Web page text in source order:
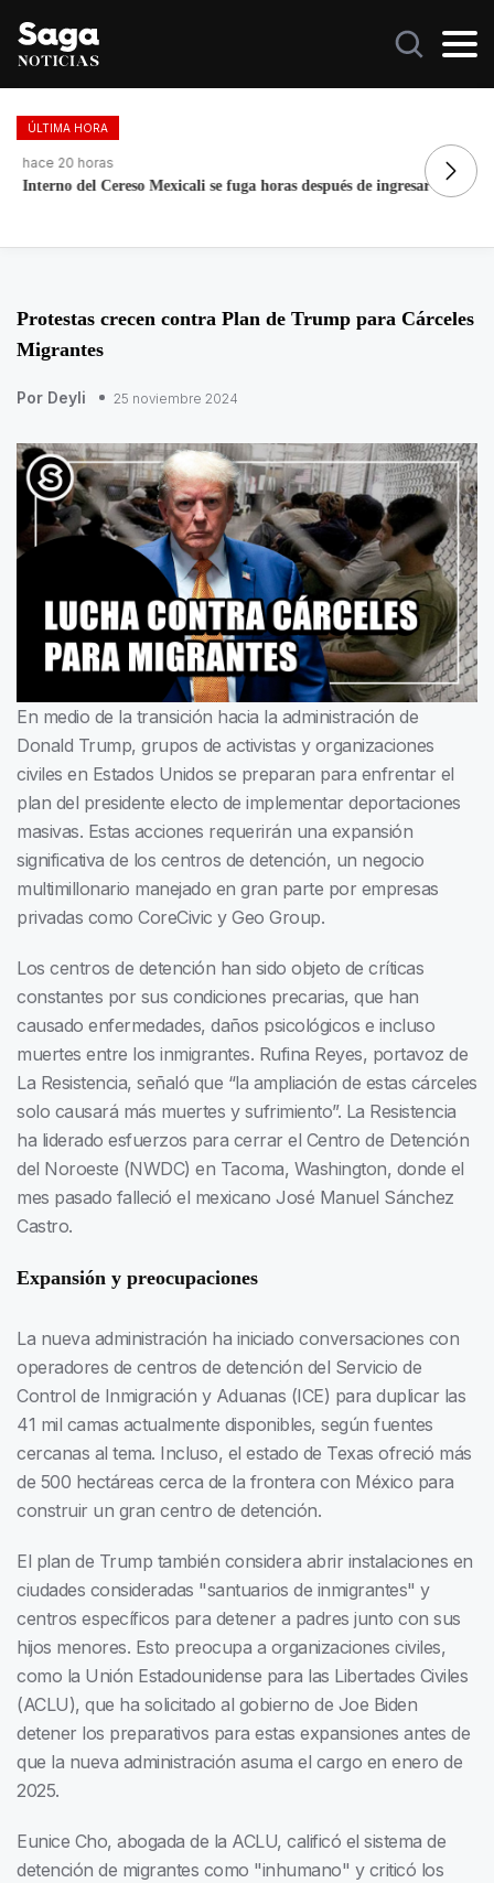
ÚLTIMA HORA
hace 20 horas
Interno del Cereso Mexicali se fuga horas después de ingresar
Protestas crecen contra Plan de Trump para Cárceles
Migrantes
Por Deyli 25 noviembre 2024
En medio de la transición hacia la administración de
Donald Trump, grupos de activistas y organizaciones
civiles en Estados Unidos se preparan para enfrentar el
plan del presidente electo de implementar deportaciones
masivas. Estas acciones requerirán una expansión
significativa de los centros de detención, un negocio
multimillonario manejado en gran parte por empresas
privadas como CoreCivic y Geo Group.
Los centros de detención han sido objeto de críticas
constantes por sus condiciones precarias, que han
causado enfermedades, daños psicológicos e incluso
muertes entre los inmigrantes. Rufina Reyes, portavoz de
La Resistencia, señaló que “la ampliación de estas cárceles
solo causará más muertes y sufrimiento”. La Resistencia
ha liderado esfuerzos para cerrar el Centro de Detención
del Noroeste (NWDC) en Tacoma, Washington, donde el
mes pasado falleció el mexicano José Manuel Sánchez
Castro.
Expansión y preocupaciones
La nueva administración ha iniciado conversaciones con
operadores de centros de detención del Servicio de
Control de Inmigración y Aduanas (ICE) para duplicar las
41 mil camas actualmente disponibles, según fuentes
cercanas al tema. Incluso, el estado de Texas ofreció más
de 500 hectáreas cerca de la frontera con México para
construir un gran centro de detención.
El plan de Trump también considera abrir instalaciones en
ciudades consideradas "santuarios de inmigrantes" y
centros específicos para detener a padres junto con sus
hijos menores. Esto preocupa a organizaciones civiles,
como la Unión Estadounidense para las Libertades Civiles
(ACLU), que ha solicitado al gobierno de Joe Biden
detener los preparativos para estas expansiones antes de
que la nueva administración asuma el cargo en enero de
2025.
Eunice Cho, abogada de la ACLU, calificó el sistema de
detención de migrantes como "inhumano" y criticó los